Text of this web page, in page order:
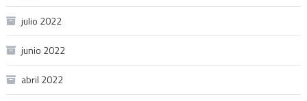
julio 2022
junio 2022
abril 2022